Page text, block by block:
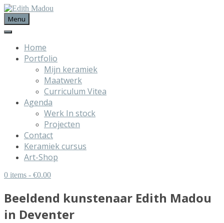
Menu
Home
Portfolio
Mijn keramiek
Maatwerk
Curriculum Vitea
Agenda
Werk In stock
Projecten
Contact
Keramiek cursus
Art-Shop
0 items - €0.00
Beeldend kunstenaar Edith Madou
in Deventer